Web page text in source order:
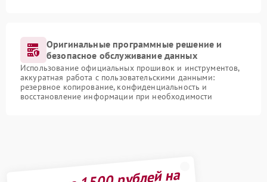
Оригинальные программные решение и
безопасное обслуживание данных
Использование официальных прошивок и инструментов,
аккуратная работа с пользовательскими данными:
резервное копирование, конфиденциальность и
восстановление информации при необходимости